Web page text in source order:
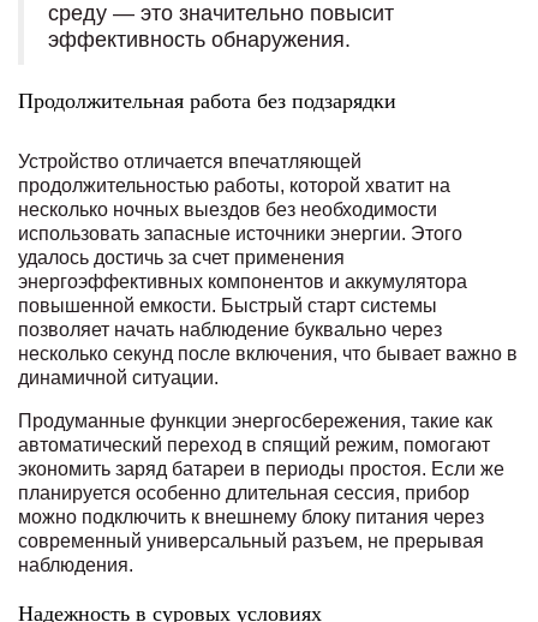
среду — это значительно повысит
эффективность обнаружения.
Продолжительная работа без подзарядки
Устройство отличается впечатляющей
продолжительностью работы, которой хватит на
несколько ночных выездов без необходимости
использовать запасные источники энергии. Этого
удалось достичь за счет применения
энергоэффективных компонентов и аккумулятора
повышенной емкости. Быстрый старт системы
позволяет начать наблюдение буквально через
несколько секунд после включения, что бывает важно в
динамичной ситуации.
Продуманные функции энергосбережения, такие как
автоматический переход в спящий режим, помогают
экономить заряд батареи в периоды простоя. Если же
планируется особенно длительная сессия, прибор
можно подключить к внешнему блоку питания через
современный универсальный разъем, не прерывая
наблюдения.
Надежность в суровых условиях